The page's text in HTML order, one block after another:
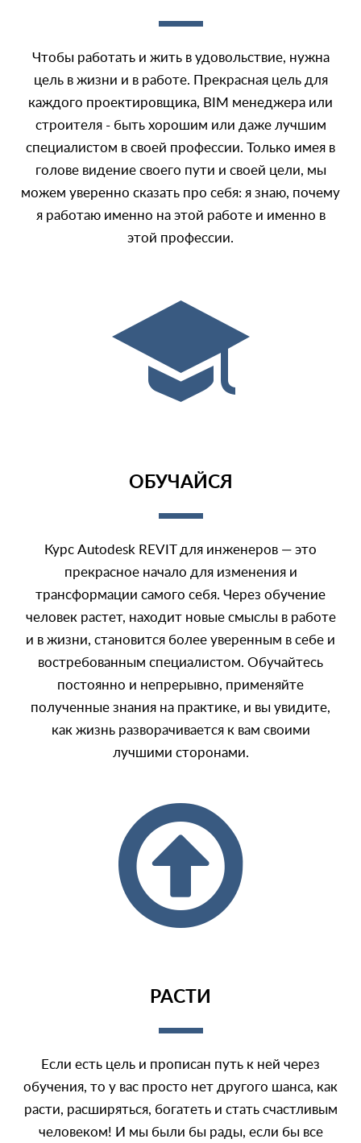
Чтобы работать и жить в удовольствие, нужна
цель в жизни и в работе. Прекрасная цель для
каждого проектировщика, BIM менеджера или
строителя - быть хорошим или даже лучшим
специалистом в своей профессии. Только имея в
голове видение своего пути и своей цели, мы
можем уверенно сказать про себя: я знаю, почему
я работаю именно на этой работе и именно в
этой профессии.
ОБУЧАЙСЯ
Курс Autodesk REVIT для инженеров — это
прекрасное начало для изменения и
трансформации самого себя. Через обучение
человек растет, находит новые смыслы в работе
и в жизни, становится более уверенным в себе и
востребованным специалистом. Обучайтесь
постоянно и непрерывно, применяйте
полученные знания на практике, и вы увидите,
как жизнь разворачивается к вам своими
лучшими сторонами.
РАСТИ
Если есть цель и прописан путь к ней через
обучения, то у вас просто нет другого шанса, как
расти, расширяться, богатеть и стать счастливым
человеком! И мы были бы рады, если бы все